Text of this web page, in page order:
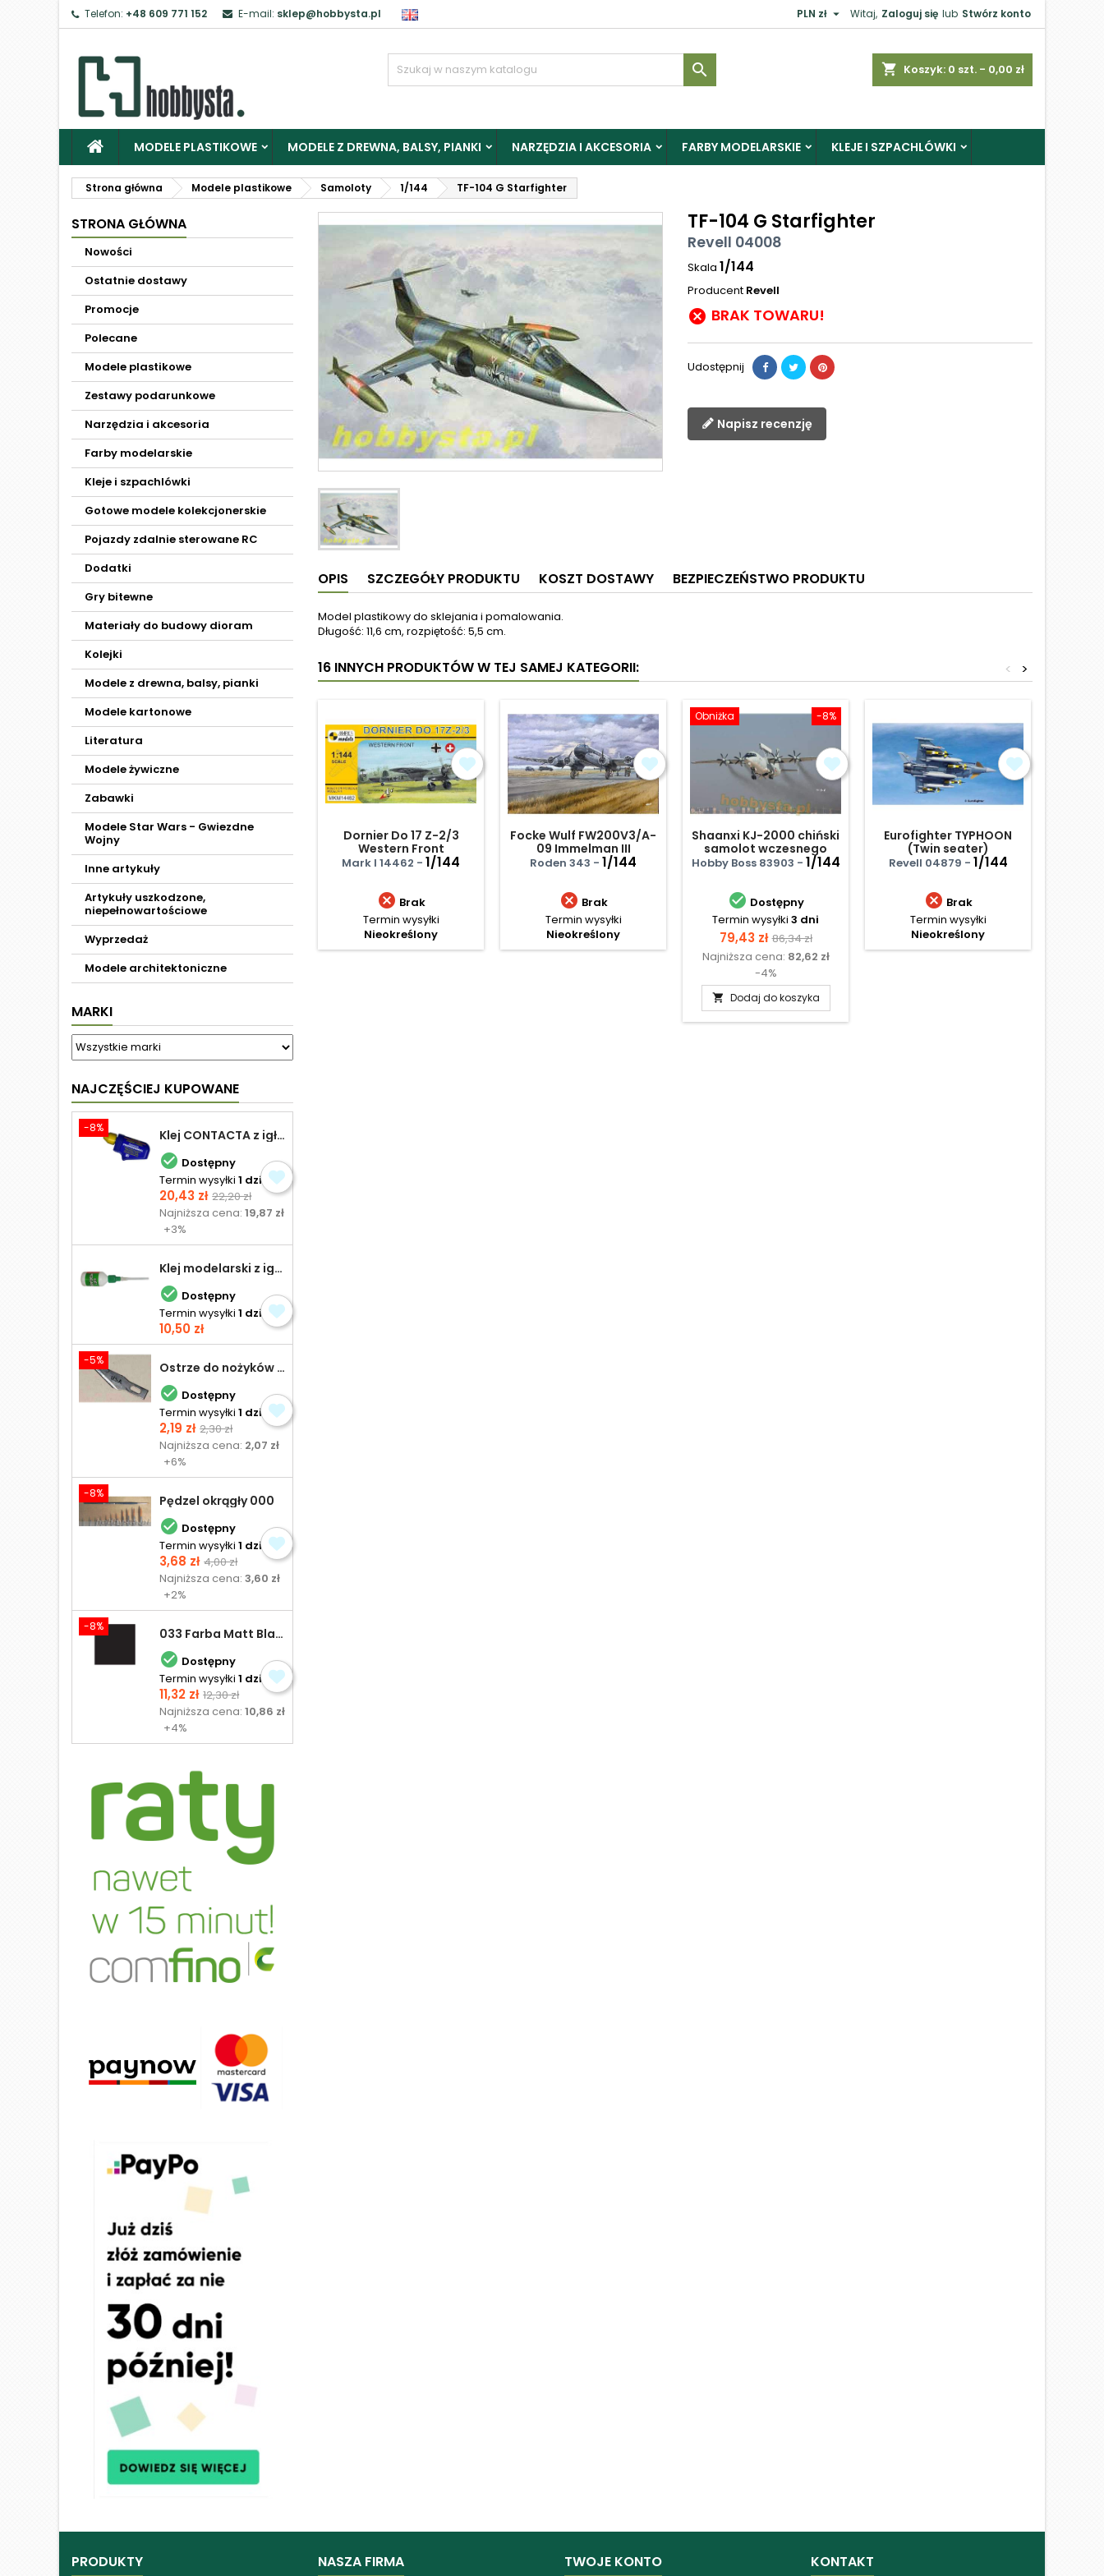
Telefon: +48 609 771 152 E-mail: sklep@hobbysta.pl Witaj, Zaloguj się lub Stwórz konto
PLN zł 
shopping_cart Koszyk: 0 szt. - 0,00 zł

MODELE PLASTIKOWE MODELE Z DREWNA, BALSY, PIANKI NARZĘDZIA I AKCESORIA FARBY MODELARSKIE KLEJE I SZPACHLÓWKI
Strona główna Modele plastikowe Samoloty 1/144 TF-104 G Starfighter
STRONA GŁÓWNA
Nowości
Ostatnie dostawy
Promocje
Polecane
Modele plastikowe
Zestawy podarunkowe
Narzędzia i akcesoria
Farby modelarskie
Kleje i szpachlówki
Gotowe modele kolekcjonerskie
Pojazdy zdalnie sterowane RC
Dodatki
Gry bitewne
Materiały do budowy dioram
Kolejki
Modele z drewna, balsy, pianki
Modele kartonowe
Literatura
Modele żywiczne
Zabawki
Modele Star Wars - Gwiezdne
Wojny
Inne artykuły
Artykuły uszkodzone,
niepełnowartościowe
Wyprzedaż
Modele architektoniczne
MARKI
NAJCZĘŚCIEJ KUPOWANE
-8% Klej CONTACTA z igłą do plastiku 25,0 g
 Dostępny
Termin wysyłki 1 dzień
Cena
20,43 zł Cena
podstawowa
22,20 zł
Najniższa cena:19,87 zł
+3%
Klej modelarski z igłą 30 ml
 Dostępny
Termin wysyłki 1 dzień
Cena
10,50 zł
-5% Ostrze do nożyków Excel
 Dostępny
Termin wysyłki 1 dzień
Cena
2,19 zł Cena
podstawowa
2,30 zł
Najniższa cena: 2,07 zł
+6%
-8% Pędzel okrągły 000
 Dostępny
Termin wysyłki 1 dzień
Cena
3,68 zł Cena
podstawowa
4,00 zł
Najniższa cena:3,60 zł
+2%
-8% 033 Farba Matt Black - olejna
 Dostępny
Termin wysyłki 1 dzień
Cena
11,32 zł Cena
podstawowa
12,30 zł
Najniższa cena:10,86 zł
+4%
TF-104 G Starfighter
Revell 04008
Skala 1/144
Producent Revell
 BRAK TOWARU!
Udostępnij
Napisz recenzję
OPIS SZCZEGÓŁY PRODUKTU KOSZT DOSTAWY BEZPIECZEŃSTWO PRODUKTU
Model plastikowy do sklejania i pomalowania.
Długość: 11,6 cm, rozpiętość: 5,5 cm.
16 INNYCH PRODUKTÓW W TEJ SAMEJ KATEGORII: >
<
Dornier Do 17 Z-2/3
Western Front
Mark I 14462 - 1/144
 Brak
Termin wysyłki
Nieokreślony
Focke Wulf FW200V3/A-
09 Immelman III
Roden 343 - 1/144
 Brak
Termin wysyłki
Nieokreślony
-8%
Obniżka
Shaanxi KJ-2000 chiński
samolot wczesnego
ostrzegania i kontroli
Hobby Boss 83903 - 1/144
 Dostępny
Termin wysyłki 3 dni
Cena
79,43 zł Cena
podstawowa
86,34 zł
Najniższa cena: 82,62 zł
-4%
 Dodaj do koszyka
Eurofighter TYPHOON
(Twin seater)
Revell 04879 - 1/144
 Brak
Termin wysyłki
Nieokreślony
PRODUKTY NASZA FIRMA TWOJE KONTO KONTAKT